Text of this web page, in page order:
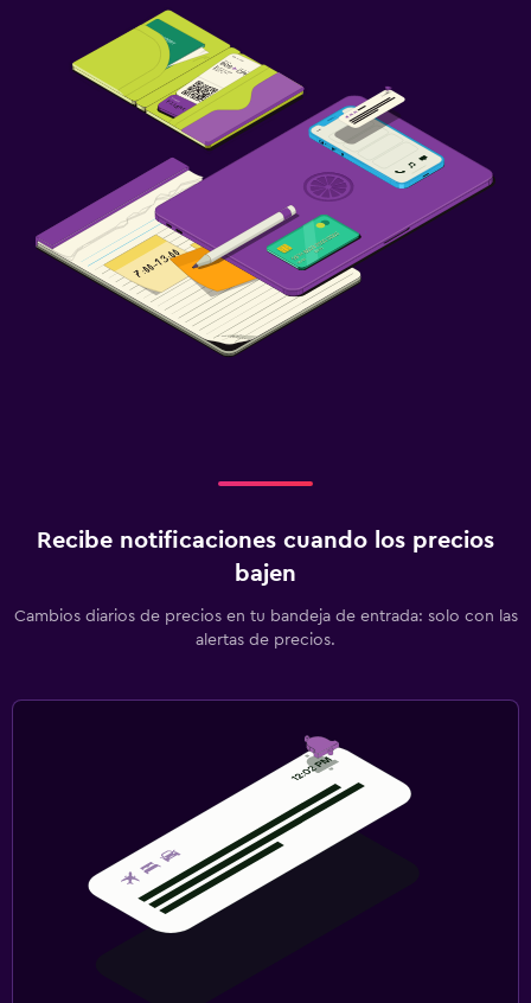
Recibe notificaciones cuando los precios
bajen
Cambios diarios de precios en tu bandeja de entrada: solo con las
alertas de precios.